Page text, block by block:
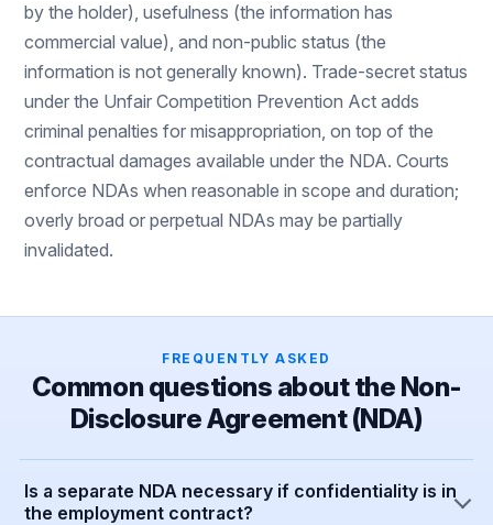
by the holder), usefulness (the information has
commercial value), and non-public status (the
information is not generally known). Trade-secret status
under the Unfair Competition Prevention Act adds
criminal penalties for misappropriation, on top of the
contractual damages available under the NDA. Courts
enforce NDAs when reasonable in scope and duration;
overly broad or perpetual NDAs may be partially
invalidated.
FREQUENTLY ASKED
Common questions about the Non-
Disclosure Agreement (NDA)
Is a separate NDA necessary if confidentiality is in
the employment contract?